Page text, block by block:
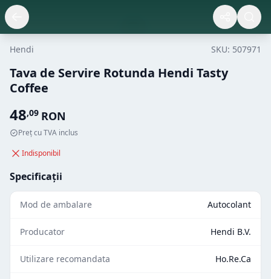
Hendi SKU: 507971
Tava de Servire Rotunda Hendi Tasty
Coffee
48,09 RON
Preț cu TVA inclus
Indisponibil
Specificații
Mod de ambalare Autocolant
Producator Hendi B.V.
Utilizare recomandata Ho.Re.Ca